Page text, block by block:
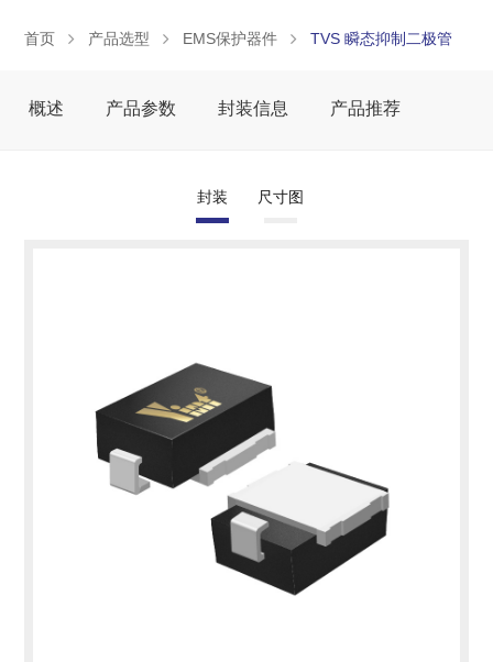
首页 产品选型 EMS保护器件 TVS 瞬态抑制二极管
概述 产品参数 封装信息 产品推荐
封装 尺寸图